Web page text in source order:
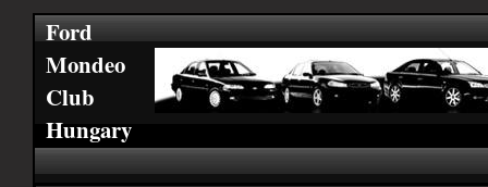
Ford
Mondeo
Club
Hungary